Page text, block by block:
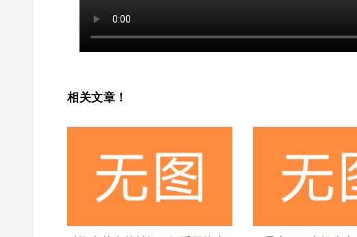
相关文章！